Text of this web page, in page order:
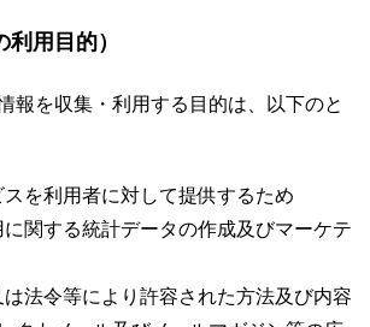
用目的）
報を収集・利用する目的は、以下のと
を利用者に対して提供するため
関する統計データの作成及びマーケテ
法令等により許容された方法及び内容